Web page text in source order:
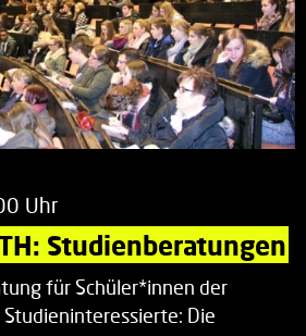
Uhr
Studienberatungen
für Schüler*innen der
Die